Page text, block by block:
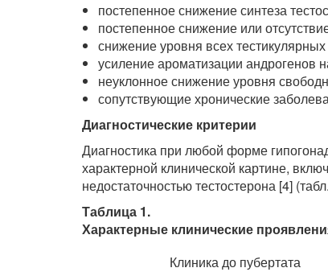
постепенное снижение синтеза
постепенное снижение или
снижение уровня всех
усиление ароматизации андрогенов
неуклонное снижение уровня
сопутствующие хронические
Диагностические критерии
Диагностика при любой форме
характерной клинической картине,
недостаточностью тестостерона [4]
Таблица 1.
Характерные клинические
Клиника до пубертата